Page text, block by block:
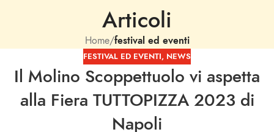
Articoli
Home/festival ed eventi
FESTIVAL ED EVENTI, NEWS
Il Molino Scoppettuolo vi aspetta
alla Fiera TUTTOPIZZA 2023 di
Napoli